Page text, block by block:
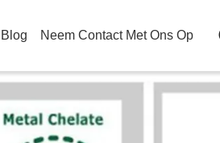
Blog Neem Contact Met Ons Op